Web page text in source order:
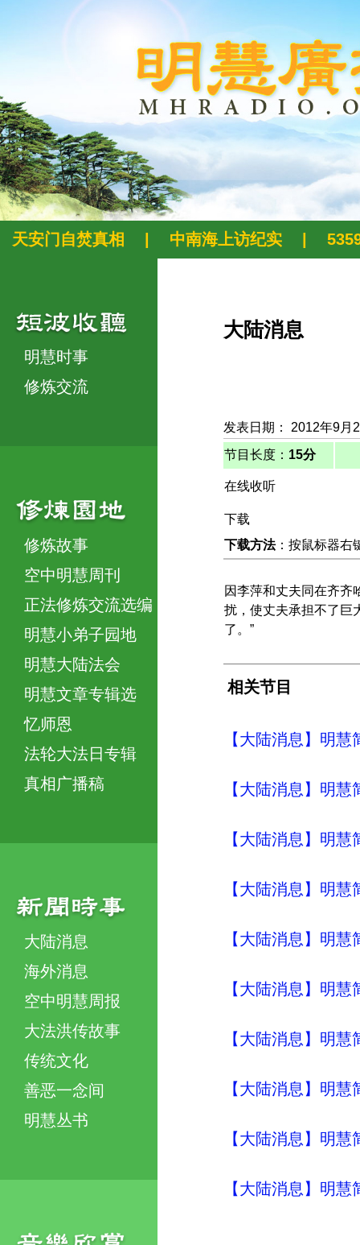
天安门自焚真相 中南海上访纪实
明慧时事
修炼交流
修炼故事
空中明慧周刊
正法修炼交流选编
明慧小弟子园地
明慧大陆法会
明慧文章专辑选
忆师恩
法轮大法日专辑
真相广播稿
大陆消息
海外消息
空中明慧周报
大法洪传故事
传统文化
善恶一念间
明慧丛书
大陆消息
发表日期： 2012年9月
节目长度： 15分
在线收听
下载
下载方法：按鼠标器右
因李萍和丈夫同在齐齐
扰，使丈夫承担不了巨
了。”
相关节目
【大陆消息】明
【大陆消息】明
【大陆消息】明
【大陆消息】明
【大陆消息】明
【大陆消息】明
【大陆消息】明
【大陆消息】明
【大陆消息】明
【大陆消息】明